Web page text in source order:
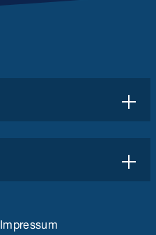
Impressum